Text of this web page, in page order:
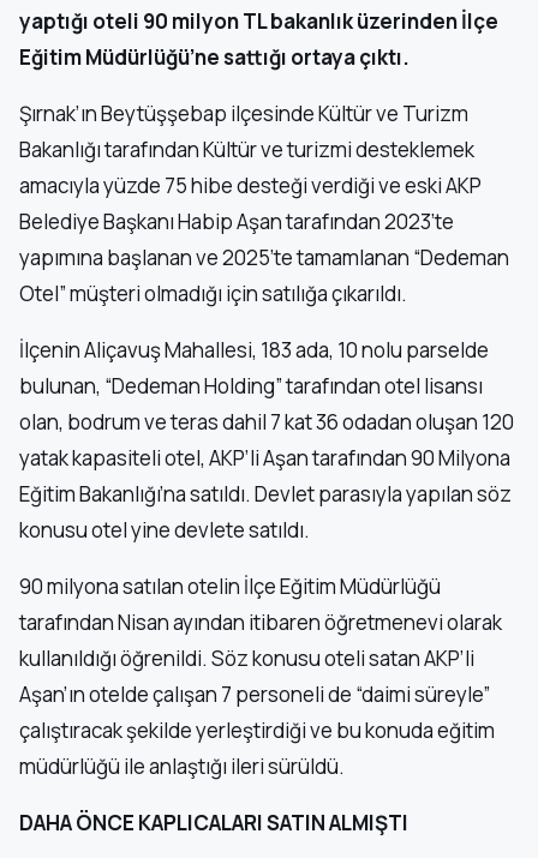
yaptığı oteli 90 milyon TL bakanlık üzerinden İlçe
Eğitim Müdürlüğü’ne sattığı ortaya çıktı.
Şırnak’ın Beytüşşebap ilçesinde Kültür ve Turizm
Bakanlığı tarafından Kültür ve turizmi desteklemek
amacıyla yüzde 75 hibe desteği verdiği ve eski AKP
Belediye Başkanı Habip Aşan tarafından 2023’te
yapımına başlanan ve 2025’te tamamlanan “Dedeman
Otel” müşteri olmadığı için satılığa çıkarıldı.
İlçenin Aliçavuş Mahallesi, 183 ada, 10 nolu parselde
bulunan, “Dedeman Holding” tarafından otel lisansı
olan, bodrum ve teras dahil 7 kat 36 odadan oluşan 120
yatak kapasiteli otel, AKP’li Aşan tarafından 90 Milyona
Eğitim Bakanlığı’na satıldı. Devlet parasıyla yapılan söz
konusu otel yine devlete satıldı.
90 milyona satılan otelin İlçe Eğitim Müdürlüğü
tarafından Nisan ayından itibaren öğretmenevi olarak
kullanıldığı öğrenildi. Söz konusu oteli satan AKP’li
Aşan’ın otelde çalışan 7 personeli de “daimi süreyle”
çalıştıracak şekilde yerleştirdiği ve bu konuda eğitim
müdürlüğü ile anlaştığı ileri sürüldü.
DAHA ÖNCE KAPLICALARI SATIN ALMIŞTI